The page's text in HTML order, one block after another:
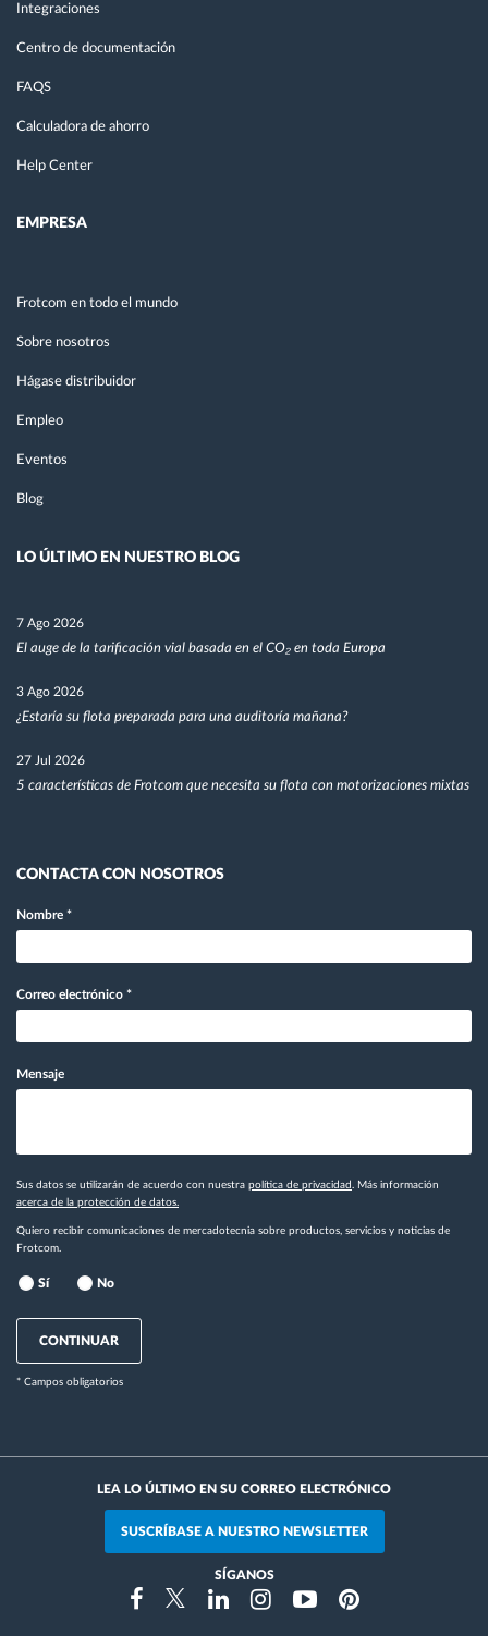
Integraciones
Centro de documentación
FAQS
Calculadora de ahorro
Help Center
EMPRESA
Frotcom en todo el mundo
Sobre nosotros
Hágase distribuidor
Empleo
Eventos
Blog
LO ÚLTIMO EN NUESTRO BLOG
7 Ago 2026
El auge de la tarificación vial basada en el CO₂ en toda Europa
3 Ago 2026
¿Estaría su flota preparada para una auditoría mañana?
27 Jul 2026
5 características de Frotcom que necesita su flota con motorizaciones mixtas
CONTACTA CON NOSOTROS
Nombre *
Correo electrónico *
Mensaje
Sus datos se utilizarán de acuerdo con nuestra política de privacidad
. Más información
acerca de la protección de datos.
Quiero recibir comunicaciones de mercadotecnia sobre productos, servicios y noticias de
Frotcom.
Sí No
CONTINUAR
* Campos obligatorios
LEA LO ÚLTIMO EN SU CORREO ELECTRÓNICO
SUSCRÍBASE A NUESTRO NEWSLETTER
SÍGANOS
FacebookTwitterLinkedinInstragramYoutubePinterest